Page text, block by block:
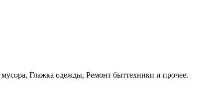
Глажка одежды, Ремонт быттехники и прочее.